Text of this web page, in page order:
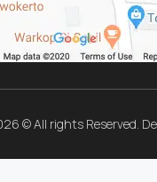
© All rights Reserved.